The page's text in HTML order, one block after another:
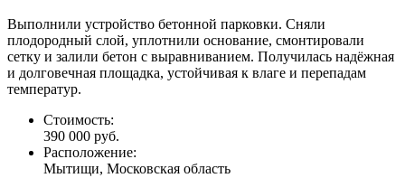
Выполнили устройство бетонной парковки. Сняли
плодородный слой, уплотнили основание, смонтировали
сетку и залили бетон с выравниванием. Получилась надёжная
и долговечная площадка, устойчивая к влаге и перепадам
температур.
Стоимость:
390 000 руб.
Расположение:
Мытищи, Московская область